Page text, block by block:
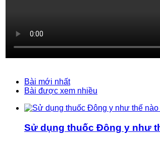
Bài mới nhất
Bài được xem nhiều
Sử dụng thuốc Đông y như